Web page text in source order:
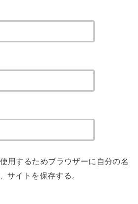
用するためブラウザーに自分の名
サイトを保存する。